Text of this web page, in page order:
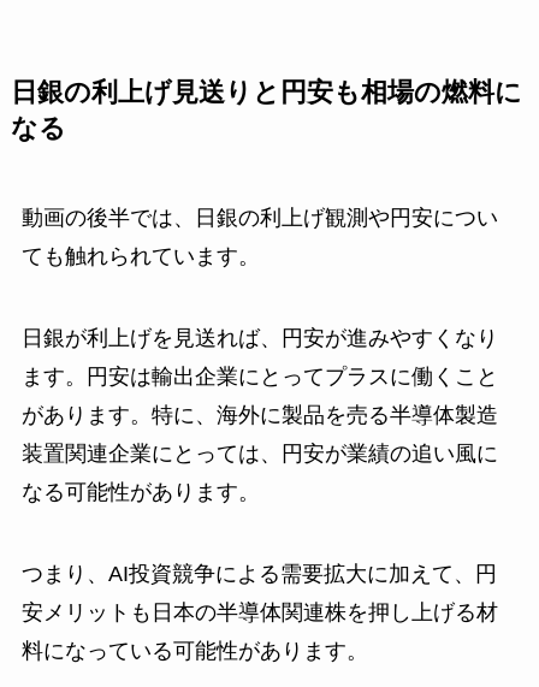
日銀の利上げ見送りと円安も相場の燃料に
なる
動画の後半では、日銀の利上げ観測や円安につい
ても触れられています。
日銀が利上げを見送れば、円安が進みやすくなり
ます。円安は輸出企業にとってプラスに働くこと
があります。特に、海外に製品を売る半導体製造
装置関連企業にとっては、円安が業績の追い風に
なる可能性があります。
つまり、AI投資競争による需要拡大に加えて、円
安メリットも日本の半導体関連株を押し上げる材
料になっている可能性があります。